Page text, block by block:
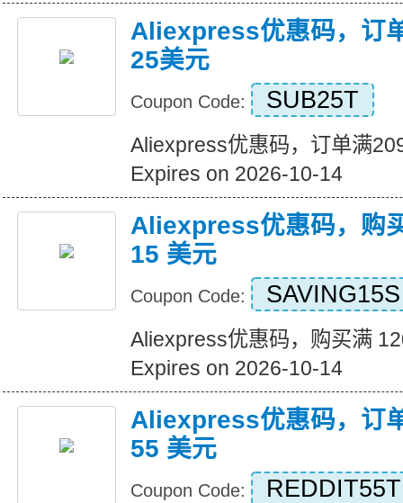
Aliexpress优惠码，订
25美元
Coupon Code: SUB25T
Aliexpress优惠码，订单满
Expires on 2026-10-14
Aliexpress优惠码，购
15 美元
Coupon Code: SAVING15S
Aliexpress优惠码，购买满
Expires on 2026-10-14
Aliexpress优惠码，订
55 美元
Coupon Code: REDDIT55T